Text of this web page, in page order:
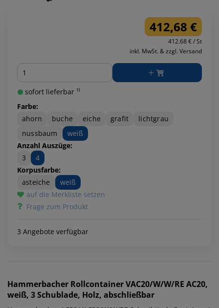
412,68 €
412.68 € / St
inkl. MwSt. & zzgl. Versand
Menge
sofort lieferbar ¹⁾
Farbe:
ahorn
buche eiche grafit
lichtgrau
nussbaum
weiß
Anzahl Auszüge:
3
4
Korpusfarbe:
asteiche
weiß
auf die Merkliste setzen
Frage zum Produkt
3 Angebote verfügbar
Hammerbacher Rollcontainer VAC20/W/W/RE AC20,
weiß, 3 Schublade, Holz, abschließbar